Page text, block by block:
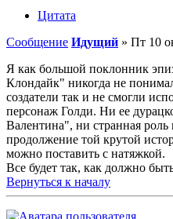
Цитата
Сообщение Идущий » Пт 10
Я как большой поклонник
Клондайк" никогда не
создатели так и не смогли
персонаж Голди. Ни ее
Валентина", ни странная роль
продолжение той крутой
можно поставить с натяжкой.
Все будет так, как должно
Вернуться к началу